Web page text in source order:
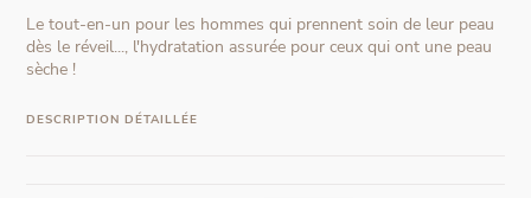
Le tout-en-un pour les hommes qui prennent soin de leur peau
dès le réveil..., l'hydratation assurée pour ceux qui ont une peau
sèche !
DESCRIPTION DÉTAILLÉE